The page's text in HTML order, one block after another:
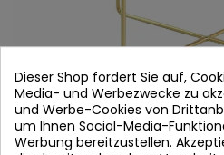
DESKTOP 8555
Dieser Shop fordert Sie auf,
Media- und Werbezwecke zu
und Werbe-Cookies von
um Ihnen Social-Media-
Werbung bereitzustellen.